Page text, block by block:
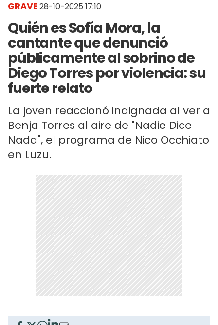
GRAVE28-10-2025 17:10
Quién es Sofía Mora, la
cantante que denunció
públicamente al sobrino de
Diego Torres por violencia: su
fuerte relato
La joven reaccionó indignada al ver a
Benja Torres al aire de "Nadie Dice
Nada", el programa de Nico Occhiato
en Luzu.